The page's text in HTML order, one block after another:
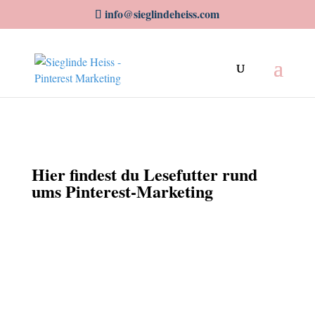
info@sieglindeheiss.com
Hier findest du Lesefutter rund
ums Pinterest-Marketing